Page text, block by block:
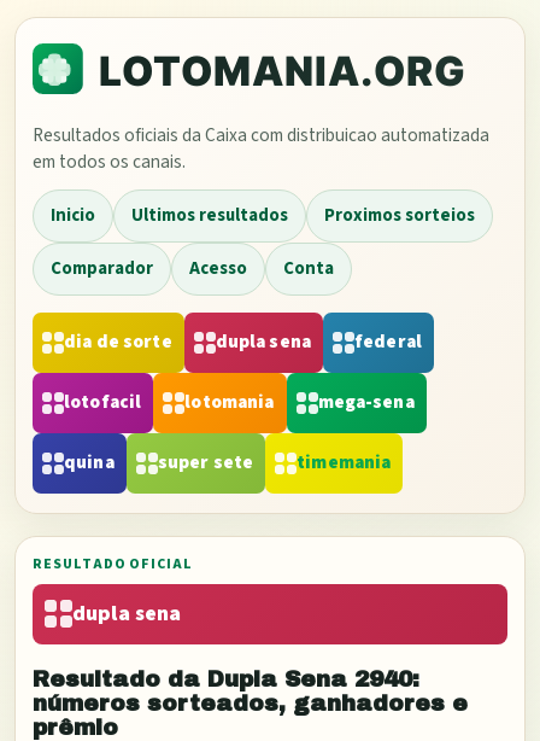
Resultados oficiais da Caixa com distribuicao automatizada
em todos os canais.
Inicio Ultimos resultados Proximos sorteios
Comparador Acesso Conta
dia de sorte dupla sena federal
lotofacil lotomania mega-sena
quina super sete timemania
RESULTADO OFICIAL
dupla sena
Resultado da Dupla Sena 2940:
números sorteados, ganhadores e
prêmio